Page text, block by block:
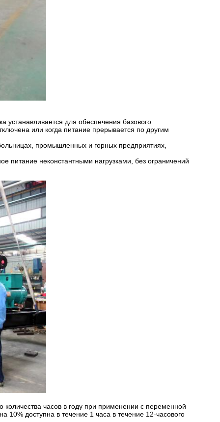
устанавливается для обеспечения базового
или когда питание прерывается по другим
промышленных и горных предприятиях,
питание неконстантными нагрузками, без ограничений
часов в году при применении с переменной
10% доступна в течение 1 часа в течение 12-часового